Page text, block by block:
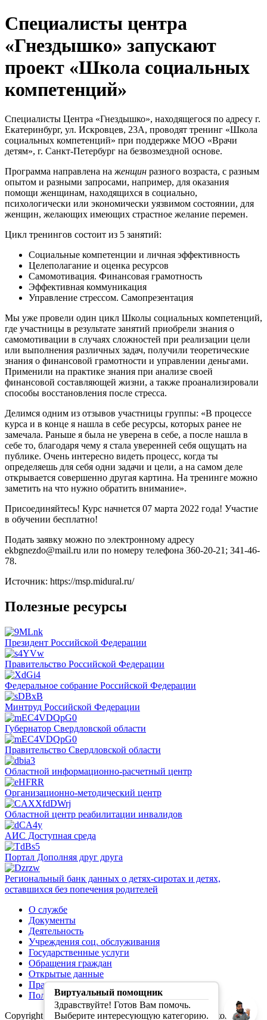
Специалисты центра
«Гнездышко» запускают
проект «Школа социальных
компетенций»
Специалисты Центра «Гнездышко», находящегося по адресу г.
Екатеринбург, ул. Искровцев, 23А, проводят тренинг «Школа
социальных компетенций» при поддержке МОО «Врачи
детям», г. Санкт-Петербург на безвозмездной основе.
Программа направлена на женщин разного возраста, с разным
опытом и разными запросами, например, для оказания
помощи женщинам, находящихся в социально,
психологически или экономически уязвимом состоянии, для
женщин, желающих имеющих страстное желание перемен.
Цикл тренингов состоит из 5 занятий:
Социальные компетенции и личная эффективность
Целеполагание и оценка ресурсов
Самомотивация. Финансовая грамотность
Эффективная коммуникация
Управление стрессом. Самопрезентация
Мы уже провели один цикл Школы социальных компетенций,
где участницы в результате занятий приобрели знания о
самомотивации в случаях сложностей при реализации цели
или выполнения различных задач, получили теоретические
знания о финансовой грамотности и управлении деньгами.
Применили на практике знания при анализе своей
финансовой составляющей жизни, а также проанализировали
способы восстановления после стресса.
Делимся одним из отзывов участницы группы: «В процессе
курса и в конце я нашла в себе ресурсы, которых ранее не
замечала. Раньше я была не уверена в себе, а после нашла в
себе то, благодаря чему я стала уверенней себя ощущать на
публике. Очень интересно видеть процесс, когда ты
определяешь для себя одни задачи и цели, а на самом деле
открывается совершенно другая картина. На тренинге можно
заметить на что нужно обратить внимание».
Присоединяйтесь! Курс начнется 07 марта 2022 года! Участие
в обучении бесплатно!
Подать заявку можно по электронному адресу
ekbgnezdo@mail.ru или по номеру телефона 360-20-21; 341-46-
78.
Источник: https://msp.midural.ru/
Полезные ресурсы
Президент Российской Федерации
Правительство Российской Федерации
Федеральное собрание Российской Федерации
Минтруд Российской Федерации
Губернатор Свердловской области
Правительство Свердловской области
Областной информационно-расчетный центр
Организационно-методический центр
Областной центр реабилитации инвалидов
АИС Доступная среда
Портал Дополняя друг друга
Региональный банк данных о детях-сиротах и детях,
оставшихся без попечения родителей
О службе
Документы
Деятельность
Учреждения соц. обслуживания
Государственные услуги
Обращения граждан
Открытые данные
Правила обработки персональных данных
Политика конфиденциальности
Copyright (C) Первая социальная служба Свердловской
Виртуальный помощник
Здравствуйте! Готов Вам помочь.
Выберите интересующую категорию.